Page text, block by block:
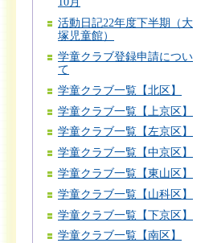
活動日記22年度下半期（大
塚児童館）
学童クラブ登録申請につい
て
学童クラブ一覧【北区】
学童クラブ一覧【上京区】
学童クラブ一覧【左京区】
学童クラブ一覧【中京区】
学童クラブ一覧【東山区】
学童クラブ一覧【山科区】
学童クラブ一覧【下京区】
学童クラブ一覧【南区】